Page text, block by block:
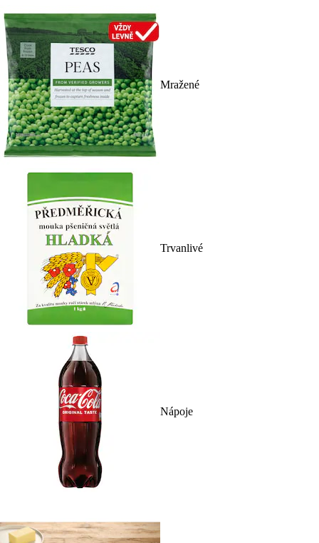
Mražené
Trvanlivé
Nápoje